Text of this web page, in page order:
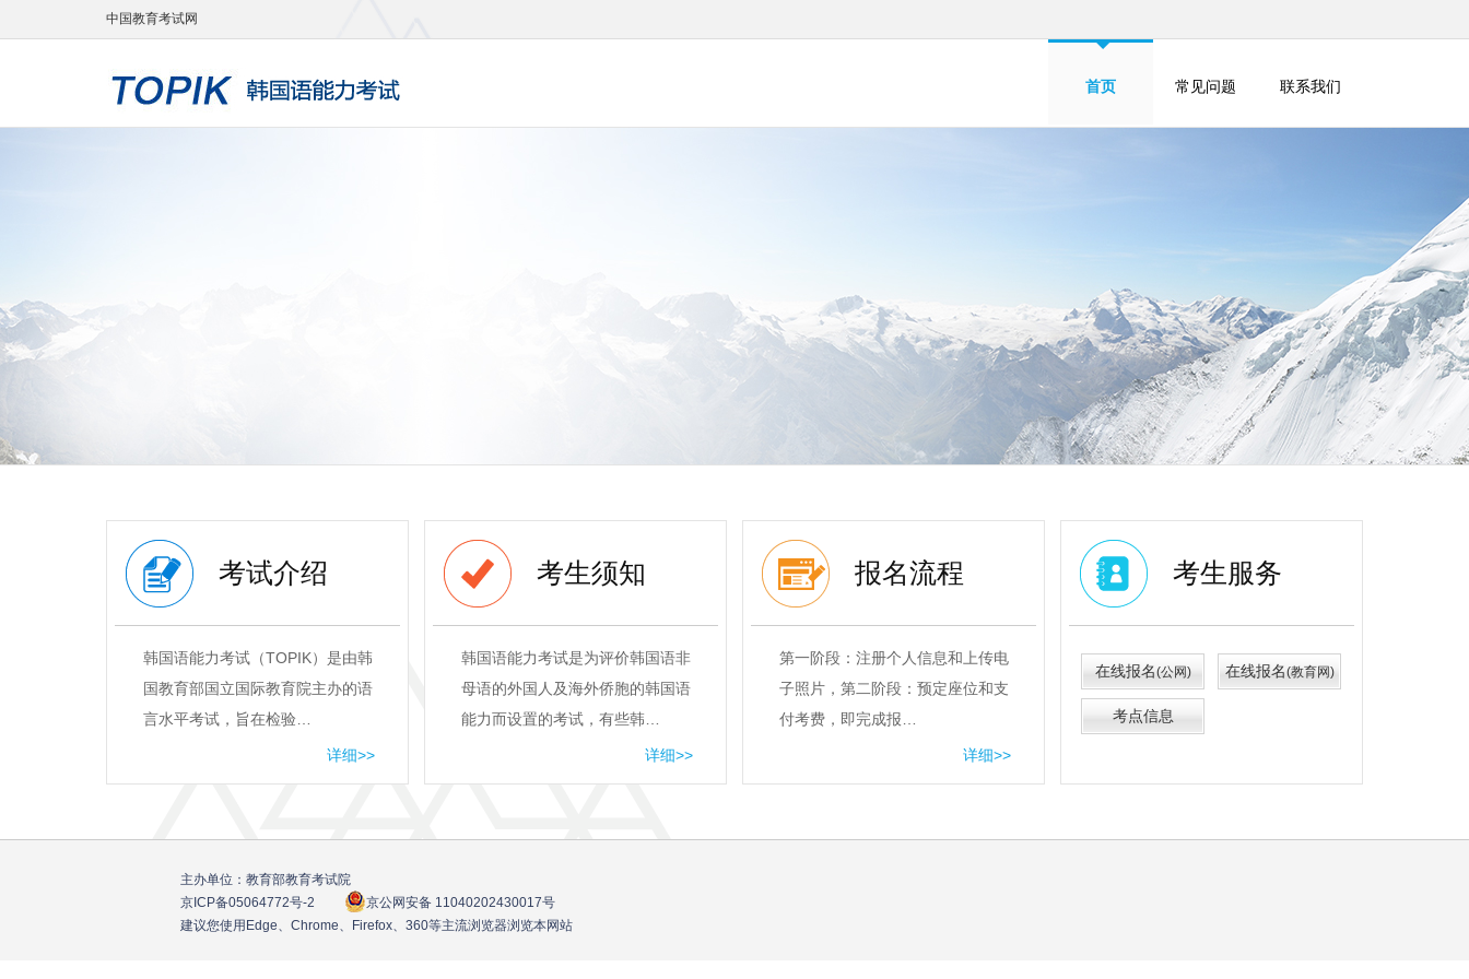
中国教育考试网
首页 常见问题 联系我们
考试介绍
韩国语能力考试（TOPIK）是由韩
国教育部国立国际教育院主办的语
言水平考试，旨在检验…
详细>>
考生须知
韩国语能力考试是为评价韩国语非
母语的外国人及海外侨胞的韩国语
能力而设置的考试，有些韩…
详细>>
报名流程
第一阶段：注册个人信息和上传电
子照片，第二阶段：预定座位和支
付考费，即完成报…
详细>>
考生服务
在线报名(公网) 在线报名(教育网)
考点信息
主办单位：教育部教育考试院
京ICP备05064772号-2
京公网安备 11040202430017号
建议您使用Edge、Chrome、Firefox、360等主流浏览器浏览本网站